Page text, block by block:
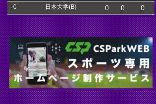
0 日本大学(B) 0 0 0